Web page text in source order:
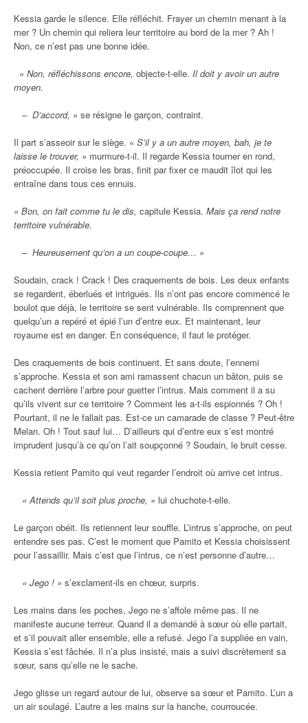
Kessia garde le silence. Elle réfléchit. Frayer un chemin menant à la
mer ? Un chemin qui reliera leur territoire au bord de la mer ? Ah !
Non, ce n’est pas une bonne idée.
« Non, réfléchissons encore, objecte-t-elle. Il doit y avoir un autre
moyen.
– D’accord, » se résigne le garçon, contraint.
Il part s’asseoir sur le siège. « S’il y a un autre moyen, bah, je te
laisse le trouver, » murmure-t-il. Il regarde Kessia tourner en rond,
préoccupée. Il croise les bras, finit par fixer ce maudit îlot qui les
entraîne dans tous ces ennuis.
« Bon, on fait comme tu le dis, capitule Kessia. Mais ça rend notre
territoire vulnérable.
– Heureusement qu’on a un coupe-coupe… »
Soudain, crack ! Crack ! Des craquements de bois. Les deux enfants
se regardent, éberlués et intrigués. Ils n’ont pas encore commencé le
boulot que déjà, le territoire se sent vulnérable. Ils comprennent que
quelqu’un a repéré et épié l’un d’entre eux. Et maintenant, leur
royaume est en danger. En conséquence, il faut le protéger.
Des craquements de bois continuent. Et sans doute, l’ennemi
s’approche. Kessia et son ami ramassent chacun un bâton, puis se
cachent derrière l’arbre pour guetter l’intrus. Mais comment il a su
qu’ils vivent sur ce territoire ? Comment les a-t-ils espionnés ? Oh !
Pourtant, il ne le fallait pas. Est-ce un camarade de classe ? Peut-être
Melan. Oh ! Tout sauf lui… D’ailleurs qui d’entre eux s’est montré
imprudent jusqu’à ce qu’on l’ait soupçonné ? Soudain, le bruit cesse.
Kessia retient Pamito qui veut regarder l’endroit où arrive cet intrus.
« Attends qu’il soit plus proche, » lui chuchote-t-elle.
Le garçon obéit. Ils retiennent leur souffle. L’intrus s’approche, on peut
entendre ses pas. C’est le moment que Pamito et Kessia choisissent
pour l’assaillir. Mais c’est que l’intrus, ce n’est personne d’autre…
« Jego ! » s’exclament-ils en chœur, surpris.
Les mains dans les poches, Jego ne s’affole même pas. Il ne
manifeste aucune terreur. Quand il a demandé à sœur où elle partait,
et s’il pouvait aller ensemble, elle a refusé. Jego l’a suppliée en vain,
Kessia s’est fâchée. Il n’a plus insisté, mais a suivi discrètement sa
sœur, sans qu’elle ne le sache.
Jego glisse un regard autour de lui, observe sa sœur et Pamito. L’un a
un air soulagé. L’autre a les mains sur la hanche, courroucée.